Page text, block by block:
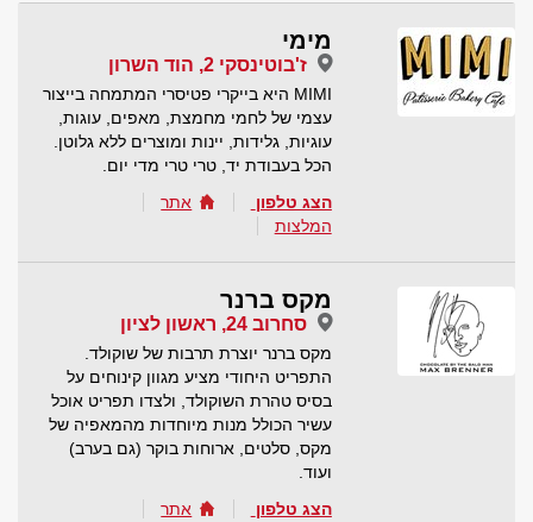
מימי
ז'בוטינסקי 2, הוד השרון
MIMI היא בייקרי פטיסרי המתמחה בייצור
עצמי של לחמי מחמצת, מאפים, עוגות,
עוגיות, גלידות, יינות ומוצרים ללא גלוטן.
הכל בעבודת יד, טרי טרי מדי יום.
הצג טלפון
אתר
המלצות
מקס ברנר
סחרוב 24, ראשון לציון
מקס ברנר יוצרת תרבות של שוקולד.
התפריט היחודי מציע מגוון קינוחים על
בסיס טהרת השוקולד, ולצדו תפריט אוכל
עשיר הכולל מנות מיוחדות מהמאפיה של
מקס, סלטים, ארוחות בוקר (גם בערב)
ועוד.
הצג טלפון
אתר